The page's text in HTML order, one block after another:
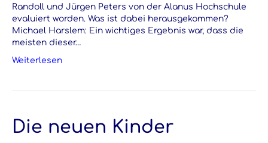
Randoll und Jürgen Peters von der Alanus Hochschule
evaluiert worden. Was ist dabei herausgekommen?
Michael Harslem: Ein wichtiges Ergebnis war, dass die
meisten dieser…
Weiterlesen
Die neuen Kinder